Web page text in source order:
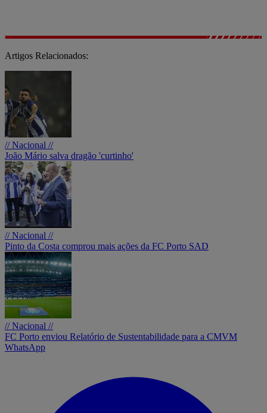
Artigos Relacionados:
// Nacional //
João Mário salva dragão 'curtinho'
// Nacional //
Pinto da Costa comprou mais ações da FC Porto SAD
// Nacional //
FC Porto enviou Relatório de Sustentabilidade para a CMVM
WhatsApp